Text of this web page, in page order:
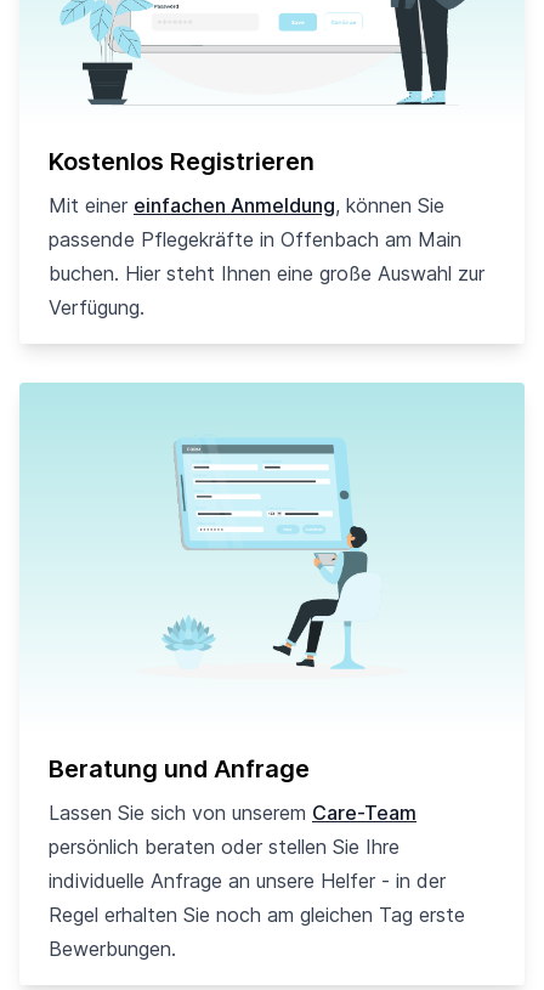
Kostenlos Registrieren
Mit einer einfachen Anmeldung, können Sie
passende Pflegekräfte in Offenbach am Main
buchen. Hier steht Ihnen eine große Auswahl zur
Verfügung.
Beratung und Anfrage
Lassen Sie sich von unserem Care-Team
persönlich beraten oder stellen Sie Ihre
individuelle Anfrage an unsere Helfer - in der
Regel erhalten Sie noch am gleichen Tag erste
Bewerbungen.